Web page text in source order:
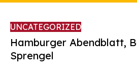
UNCATEGORIZED
Hamburger Abendblatt,
Sprengel